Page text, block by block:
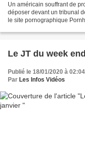
Un américain souffrant de
déposer devant un tribunal
le site pornographique
Le JT du week
Publié le 18/01/2020 à 02:04
Par Les Infos Vidéos